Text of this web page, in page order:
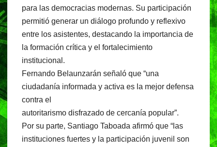
para las democracias modernas. Su participación
permitió generar un diálogo profundo y reflexivo
entre los asistentes, destacando la importancia de
la formación crítica y el fortalecimiento
institucional.
Fernando Belaunzarán señaló que “una
ciudadanía informada y activa es la mejor defensa
contra el
autoritarismo disfrazado de cercanía popular”.
Por su parte, Santiago Taboada afirmó que “las
instituciones fuertes y la participación juvenil son